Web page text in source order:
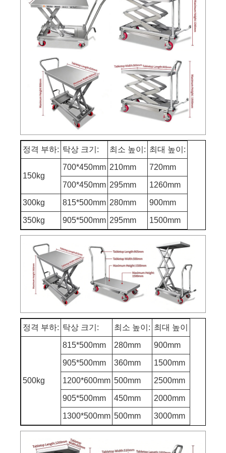
정격 부하: 탁상 크기: 최소 높이: 최대 높이:
150kg
700*450mm 210mm 720mm
700*450mm 295mm 1260mm
300kg 815*500mm 280mm 900mm
350kg 905*500mm 295mm 1500mm
정격 부하: 탁상 크기: 최소 높이: 최대 높이
500kg
815*500mm 280mm 900mm
905*500mm 360mm 1500mm
1200*600mm 500mm 2500mm
905*500mm 450mm 2000mm
1300*500mm 500mm 3000mm